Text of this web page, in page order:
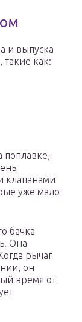
и выпуска
как:
поплавке,
клапанами
уже мало
бачка
Она
рычаг
он
время от